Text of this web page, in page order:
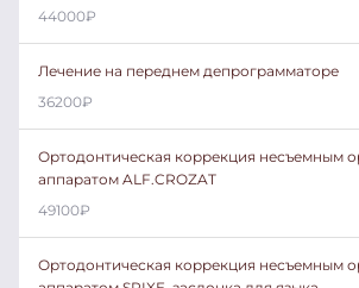
44000₽
Лечение на переднем депрограмматоре
36200₽
Ортодонтическая коррекция несъемным
аппаратом ALF.CROZAT
49100₽
Ортодонтическая коррекция несъемным